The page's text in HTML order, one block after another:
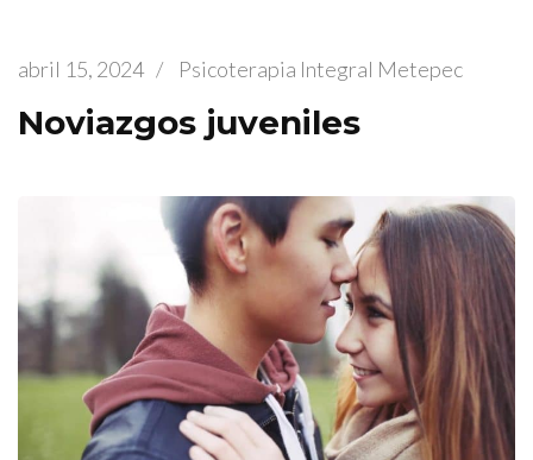
abril 15, 2024 / Psicoterapia Integral Metepec
Noviazgos juveniles